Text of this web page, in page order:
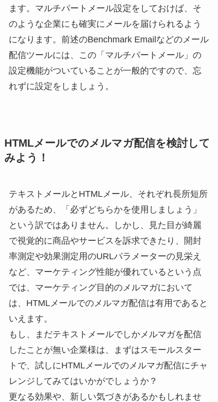
ます。マルチパートメール設定をしておけば、そ
のような企業にも確実にメールを届けられるよう
になります。前述のBenchmark Emailなどのメール
配信ツールには、この「マルチパートメール」の
設定機能がついていることが一般的ですので、忘
れずに設定をしましょう。
HTMLメールでのメルマガ配信を検討して
みよう！
テキストメールとHTMLメール、それぞれ長所短所
があるため、「必ずどちらかを使用しましょう」
という訳ではありません。しかし、見た目が綺麗
で視覚的に商品やサービスを訴求できたり、開封
率測定や効果測定用のURLパラメーターの見栄え
など、マーケティング性能が優れているという点
では、マーケティング目的のメルマガにおいて
は、HTMLメールでのメルマガ配信は有用であると
いえます。
もし、まだテキストメールでしかメルマガを配信
したことが無い企業様は、まずはスモールスター
トで、試しにHTMLメールでのメルマガ配信にチャ
レンジしてみてはいかがでしょうか？
更なる効果や、新しい気づきがあるかもしれませ